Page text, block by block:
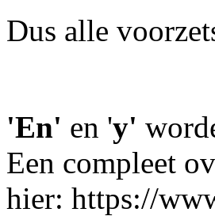
Dus alle
'En' en 'y'
Een compleet
hier: https://